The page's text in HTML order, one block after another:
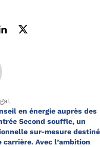
en énergie auprès des
Second souffle, un
sur-mesure destiné
Avec l’ambition